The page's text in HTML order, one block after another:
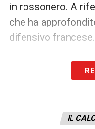
in rossonero. A
che ha
difensivo francese.
Paulo
il pompiere in
fisica non ottimale
IL